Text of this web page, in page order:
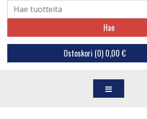
Hae
Ostoskori (0) 0,00 €